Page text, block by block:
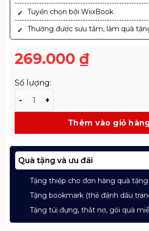
Tuyển chọn bởi WiixBook
Thường được sưu tầm, làm quà
269.000 ₫
Số lượng:
Thêm vào giỏ
Quà tặng và ưu đãi
Tặng thiệp cho đơn hàng quà tặng
Tặng bookmark (thẻ đánh dấu
Tặng túi đựng, thắt nơ, gói quà